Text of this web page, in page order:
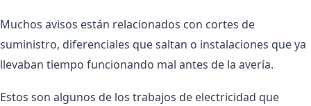
Muchos avisos están relacionados con cortes de
suministro, diferenciales que saltan o instalaciones que ya
llevaban tiempo funcionando mal antes de la avería.
Estos son algunos de los trabajos de electricidad que